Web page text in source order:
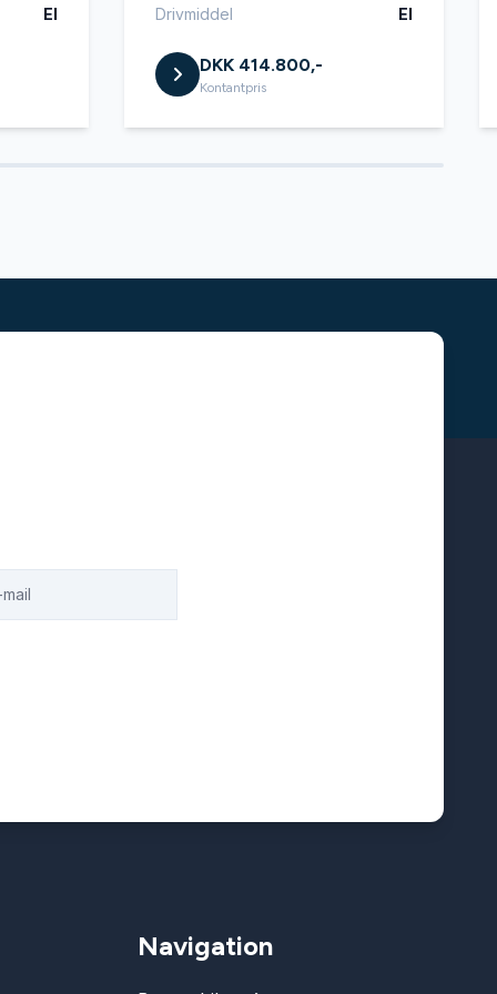
El Drivmiddel El
DKK 414.800,-
Kontantpris
Navigation